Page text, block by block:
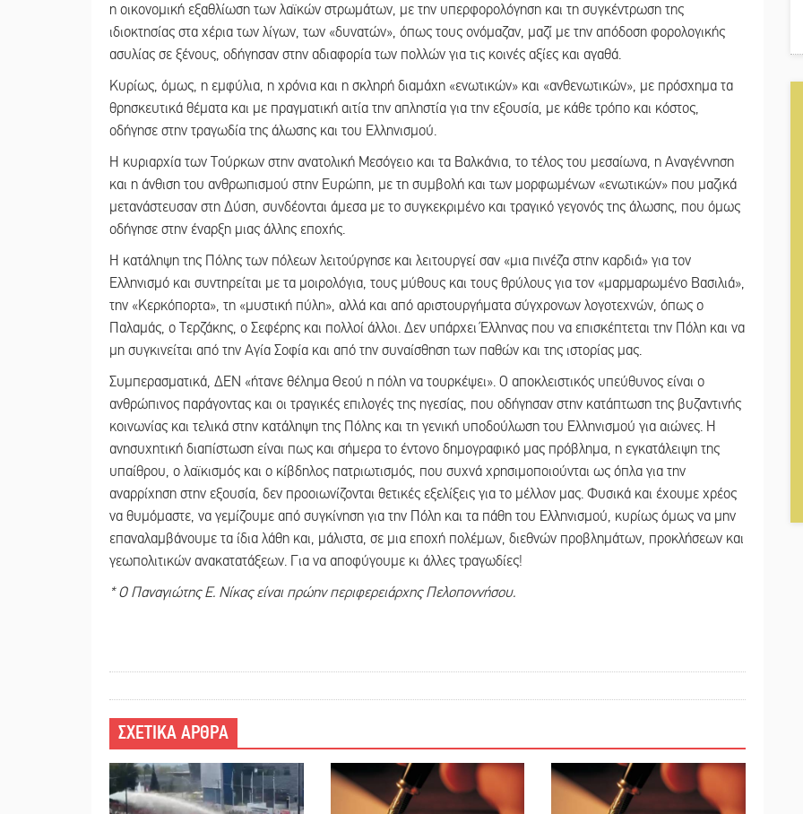
η οικονομική εξαθλίωση των λαϊκών στρωμάτων, με την υπερφορολόγηση και τη συγκέντρωση της
ιδιοκτησίας στα χέρια των λίγων, των «δυνατών», όπως τους ονόμαζαν, μαζί με την απόδοση φορολογικής
ασυλίας σε ξένους, οδήγησαν στην αδιαφορία των πολλών για τις κοινές αξίες και αγαθά.
Κυρίως, όμως, η εμφύλια, η χρόνια και η σκληρή διαμάχη «ενωτικών» και «ανθενωτικών», με πρόσχημα τα
θρησκευτικά θέματα και με πραγματική αιτία την απληστία για την εξουσία, με κάθε τρόπο και κόστος,
οδήγησε στην τραγωδία της άλωσης και του Ελληνισμού.
Η κυριαρχία των Τούρκων στην ανατολική Μεσόγειο και τα Βαλκάνια, το τέλος του μεσαίωνα, η Αναγέννηση
και η άνθιση του ανθρωπισμού στην Ευρώπη, με τη συμβολή και των μορφωμένων «ενωτικών» που μαζικά
μετανάστευσαν στη Δύση, συνδέονται άμεσα με το συγκεκριμένο και τραγικό γεγονός της άλωσης, που όμως
οδήγησε στην έναρξη μιας άλλης εποχής.
Η κατάληψη της Πόλης των πόλεων λειτούργησε και λειτουργεί σαν «μια πινέζα στην καρδιά» για τον
Ελληνισμό και συντηρείται με τα μοιρολόγια, τους μύθους και τους θρύλους για τον «μαρμαρωμένο Βασιλιά»,
την «Κερκόπορτα», τη «μυστική πύλη», αλλά και από αριστουργήματα σύγχρονων λογοτεχνών, όπως ο
Παλαμάς, ο Τερζάκης, ο Σεφέρης και πολλοί άλλοι. Δεν υπάρχει Έλληνας που να επισκέπτεται την Πόλη και να
μη συγκινείται από την Αγία Σοφία και από την συναίσθηση των παθών και της ιστορίας μας.
Συμπερασματικά, ΔΕΝ «ήτανε θέλημα Θεού η πόλη να τουρκέψει». Ο αποκλειστικός υπεύθυνος είναι ο
ανθρώπινος παράγοντας και οι τραγικές επιλογές της ηγεσίας, που οδήγησαν στην κατάπτωση της βυζαντινής
κοινωνίας και τελικά στην κατάληψη της Πόλης και τη γενική υποδούλωση του Ελληνισμού για αιώνες. Η
ανησυχητική διαπίστωση είναι πως και σήμερα το έντονο δημογραφικό μας πρόβλημα, η εγκατάλειψη της
υπαίθρου, ο λαϊκισμός και ο κίβδηλος πατριωτισμός, που συχνά χρησιμοποιούνται ως όπλα για την
αναρρίχηση στην εξουσία, δεν προοιωνίζονται θετικές εξελίξεις για το μέλλον μας. Φυσικά και έχουμε χρέος
να θυμόμαστε, να γεμίζουμε από συγκίνηση για την Πόλη και τα πάθη του Ελληνισμού, κυρίως όμως να μην
επαναλαμβάνουμε τα ίδια λάθη και, μάλιστα, σε μια εποχή πολέμων, διεθνών προβλημάτων, προκλήσεων και
γεωπολιτικών ανακατατάξεων. Για να αποφύγουμε κι άλλες τραγωδίες!
* Ο Παναγιώτης Ε. Νίκας είναι πρώην περιφερειάρχης Πελοποννήσου.
ΣΧΕΤΙΚΑ ΑΡΘΡΑ